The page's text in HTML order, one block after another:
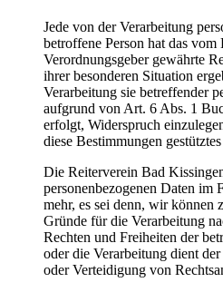
Jede von der Verarbeitung
betroffene Person hat das
Verordnungsgeber gewährte
ihrer besonderen Situation
Verarbeitung sie betreffender
aufgrund von Art. 6 Abs. 1
erfolgt, Widerspruch
diese Bestimmungen
Die Reiterverein Bad
personenbezogenen Daten im
mehr, es sei denn, wir können
Gründe für die Verarbeitung
Rechten und Freiheiten der
oder die Verarbeitung dient
oder Verteidigung von